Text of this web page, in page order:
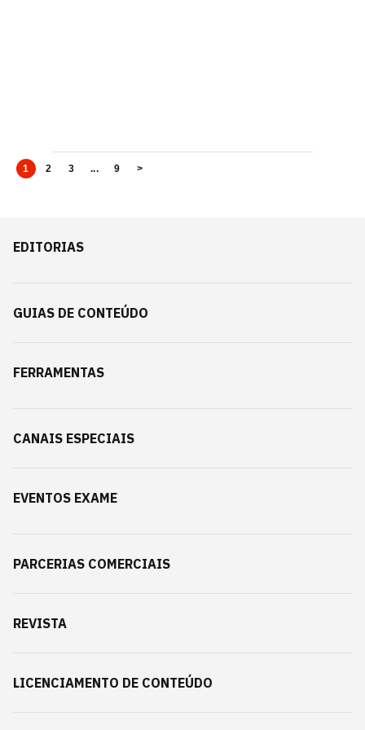
1 2 3 ... 9 >
EDITORIAS
GUIAS DE CONTEÚDO
FERRAMENTAS
CANAIS ESPECIAIS
EVENTOS EXAME
PARCERIAS COMERCIAIS
REVISTA
LICENCIAMENTO DE CONTEÚDO